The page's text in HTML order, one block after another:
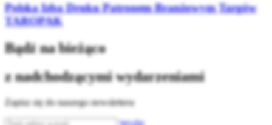
Polska Izba Druku Patronem Branżowym Targów
TAROPAK
Bądź na bieżąco
z nadchodzącymi wydarzeniami
Zapisz się do naszego newslettera